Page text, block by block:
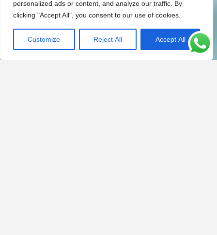
personalized ads or content, and analyze our traffic. By
clicking "Accept All", you consent to our use of cookies.
Customize Reject All Accept All